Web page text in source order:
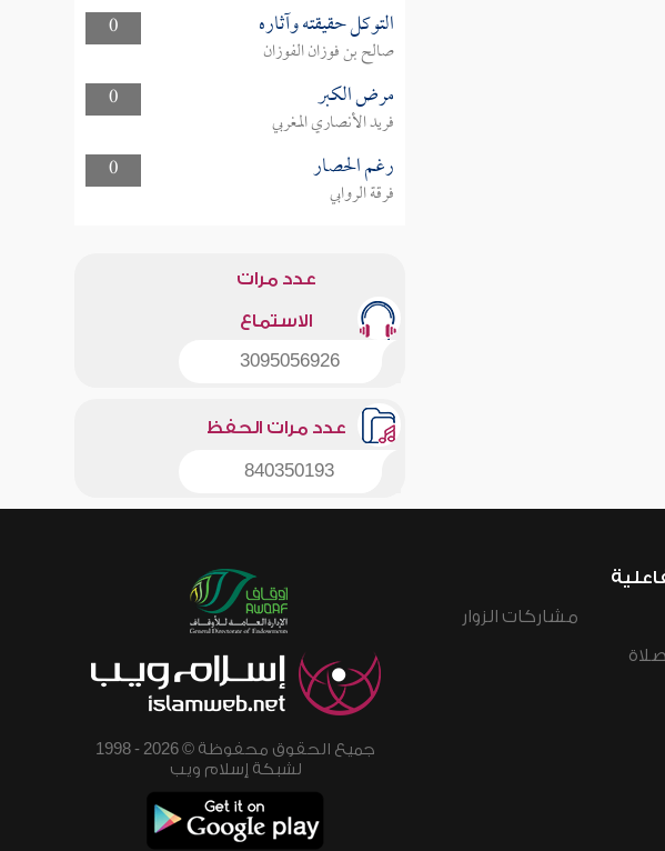
0
التوكل حقيقته وآثاره
صالح بن فوزان الفوزان
0
مرض الكبر
فريد الأنصاري المغربي
0
رغم الحصار
فرقة الروابي
عدد مرات
الاستماع
3095056926
عدد مرات الحفظ
840350193
مشاركات الزوار
جميع الحقوق محفوظة © 2026 - 1998
لشبكة إسلام ويب